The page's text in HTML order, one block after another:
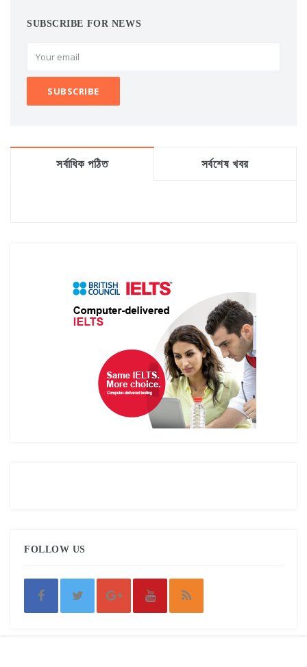
SUBSCRIBE FOR NEWS
সর্বাধিক পঠিত সর্বশেষ খবর
FOLLOW US